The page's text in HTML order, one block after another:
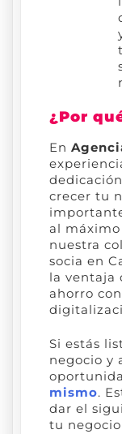
¿Por
En
crecer tu
al
nuestra
socia en
la ventaja
ahorro
Si estás
negocio y
mismo.
dar el
tu